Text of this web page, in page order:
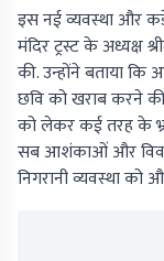
इस नई व्यवस्था और
मंदिर ट्रस्ट के अध्यक्ष
की. उन्होंने बताया
छवि को खराब करने की
को लेकर कई तरह के
सब आशंकाओं और
निगरानी व्यवस्था को